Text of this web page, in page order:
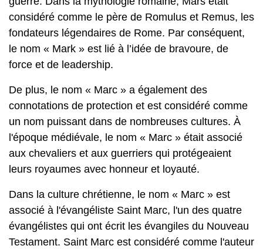
considéré comme le père de Romulus et Remus, les
fondateurs légendaires de Rome. Par conséquent,
le nom « Mark » est lié à l’idée de bravoure, de
force et de leadership.
De plus, le nom « Marc » a également des
connotations de protection et est considéré comme
un nom puissant dans de nombreuses cultures. À
l'époque médiévale, le nom « Marc » était associé
aux chevaliers et aux guerriers qui protégeaient
leurs royaumes avec honneur et loyauté.
Dans la culture chrétienne, le nom « Marc » est
associé à l'évangéliste Saint Marc, l'un des quatre
évangélistes qui ont écrit les évangiles du Nouveau
Testament. Saint Marc est considéré comme l'auteur